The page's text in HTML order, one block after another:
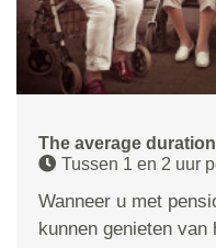
The average
Tussen 1 en 2 uur
Wanneer u met
kunnen genieten